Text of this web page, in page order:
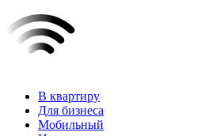
В квартиру
Для бизнеса
Мобильный